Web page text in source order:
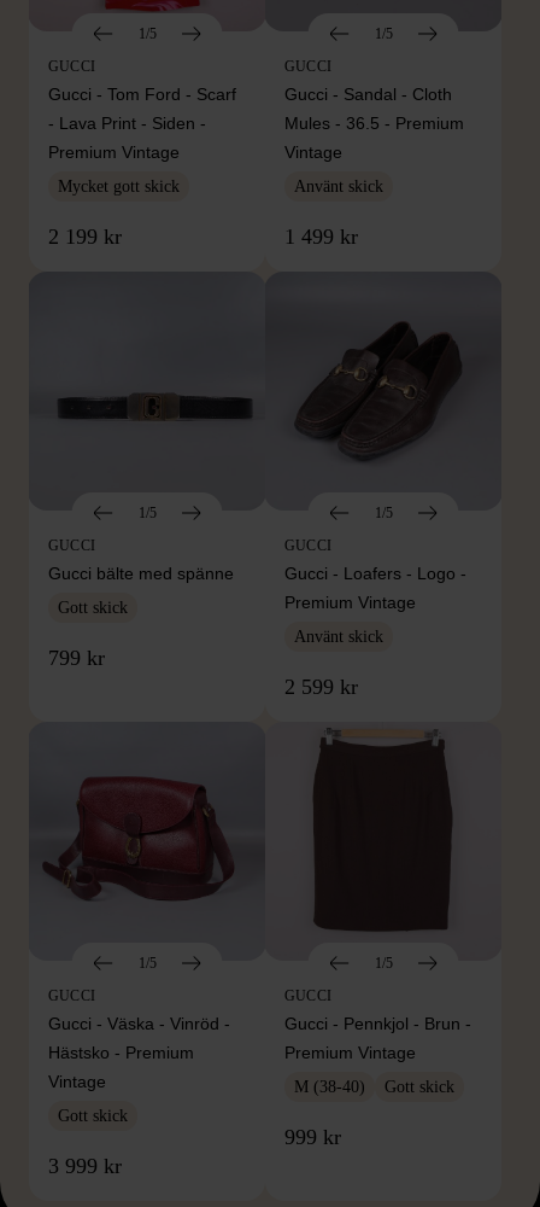
1/5
GUCCI
Gucci - Tom Ford - Scarf
- Lava Print - Siden -
Premium Vintage
Mycket gott skick
2 199 kr
1/5
GUCCI
Gucci - Sandal - Cloth
Mules - 36.5 - Premium
Vintage
Använt skick
1 499 kr
1/5
GUCCI
Gucci bälte med spänne
Gott skick
799 kr
1/5
GUCCI
Gucci - Loafers - Logo -
Premium Vintage
Använt skick
2 599 kr
1/5
GUCCI
Gucci - Väska - Vinröd -
Hästsko - Premium
Vintage
Gott skick
3 999 kr
1/5
GUCCI
Gucci - Pennkjol - Brun -
Premium Vintage
M (38-40) Gott skick
999 kr